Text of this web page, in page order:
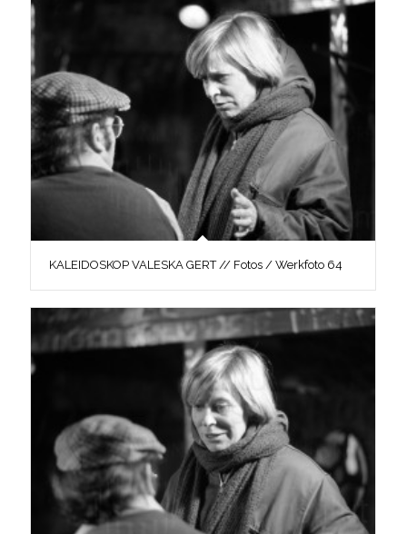
KALEIDOSKOP VALESKA GERT // Fotos / Werkfoto 64